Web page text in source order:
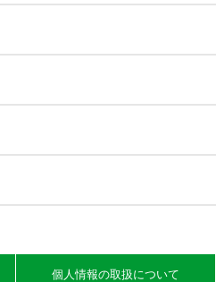
個人情報の取扱について